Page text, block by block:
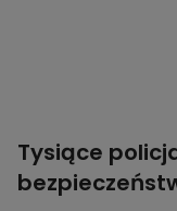
Tysiące